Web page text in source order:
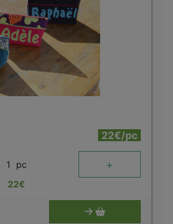
22€/pc
1 pc +
22€